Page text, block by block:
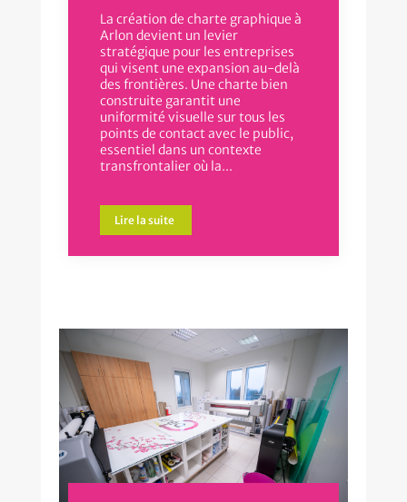
La création de charte graphique à
Arlon devient un levier
stratégique pour les entreprises
qui visent une expansion au-delà
des frontières. Une charte bien
construite garantit une
uniformité visuelle sur tous les
points de contact avec le public,
essentiel dans un contexte
transfrontalier où la...
Lire la suite